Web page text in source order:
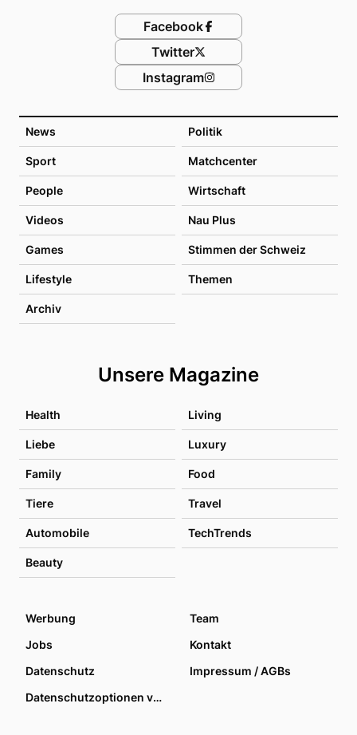
News Politik
Sport Matchcenter
People Wirtschaft
Videos Nau Plus
Games Stimmen der Schweiz
Lifestyle Themen
Archiv
Unsere Magazine
Health Living
Liebe Luxury
Family Food
Tiere Travel
Automobile TechTrends
Beauty
Facebook
Twitter
Instagram
Werbung
Team
Jobs
Kontakt
Datenschutz
Impressum / AGBs
Datenschutzoptionen verwalten